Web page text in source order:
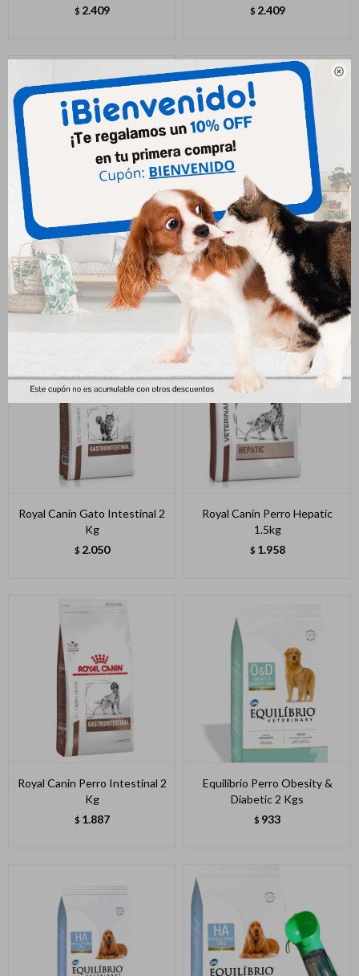

$ 2.409 $ 2.409
Royal Canin Gato Urinary S/o
1.5 Kg
$1.758
Royal Canin Gato Renal 2 Kg
$2.490
Royal Canin Gato Intestinal 2
Kg
$ 2.050
Royal Canin Perro Hepatic
1.5kg
$ 1.958
Royal Canin Perro Intestinal 2
Kg
$ 1.887
Equilibrio Perro Obesity &
Diabetic 2 Kgs
$ 933